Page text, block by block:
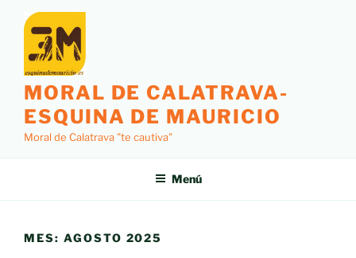
contenido
MORAL DE CALATRAVA-
ESQUINA DE MAURICIO
Moral de Calatrava "te cautiva"
Menú
MES: AGOSTO 2025